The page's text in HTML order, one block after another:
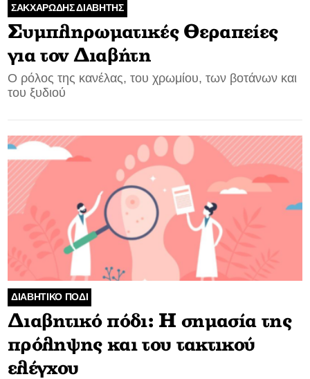
ΣΑΚΧΑΡΩΔΗΣ ΔΙΑΒΗΤΗΣ
Συμπληρωματικές Θεραπείες
για τον Διαβήτη
Ο ρόλος της κανέλας, του χρωμίου, των βοτάνων και
του ξυδιού
ΔΙΑΒΗΤΙΚΟ ΠΟΔΙ
Διαβητικό πόδι: Η σημασία της
πρόληψης και του τακτικού
ελέγχου